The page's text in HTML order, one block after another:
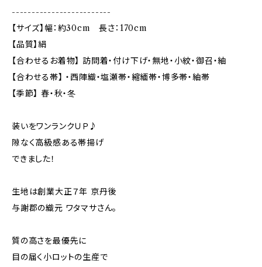
-------------------------
【サイズ】幅：約30cm 長さ：170cm
【品質】絹
【合わせるお着物】 訪問着・付け下げ・無地・小紋・御召・紬
【合わせる帯】 ・西陣織・塩瀬帯・縮緬帯・博多帯・紬帯
【季節】 春・秋・冬
装いをワンランクＵＰ♪
隙なく高級感ある帯揚げ
できました！
生地は創業大正７年 京丹後
与謝郡の織元 ワタマサさん。
質の高さを最優先に
目の届く小ロットの生産で